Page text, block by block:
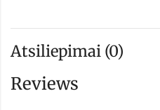
Atsiliepimai (0)
Reviews